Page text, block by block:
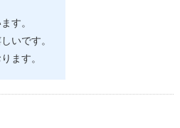
す。
いです。
ます。